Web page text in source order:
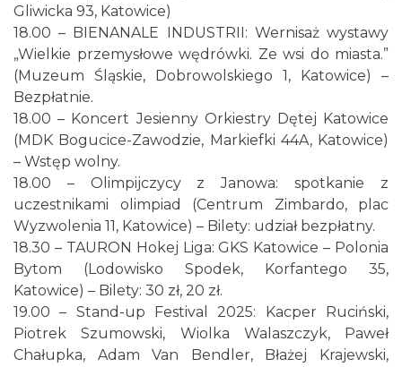
Gliwicka 93, Katowice)
18.00 – BIENANALE INDUSTRII: Wernisaż wystawy
„Wielkie przemysłowe wędrówki. Ze wsi do miasta.”
(Muzeum Śląskie, Dobrowolskiego 1, Katowice) –
Bezpłatnie.
18.00 – Koncert Jesienny Orkiestry Dętej Katowice
(MDK Bogucice-Zawodzie, Markiefki 44A, Katowice)
– Wstęp wolny.
18.00 – Olimpijczycy z Janowa: spotkanie z
uczestnikami olimpiad (Centrum Zimbardo, plac
Wyzwolenia 11, Katowice) – Bilety: udział bezpłatny.
18.30 – TAURON Hokej Liga: GKS Katowice – Polonia
Bytom (Lodowisko Spodek, Korfantego 35,
Katowice) – Bilety: 30 zł, 20 zł.
19.00 – Stand-up Festival 2025: Kacper Ruciński,
Piotrek Szumowski, Wiolka Walaszczyk, Paweł
Chałupka, Adam Van Bendler, Błażej Krajewski,